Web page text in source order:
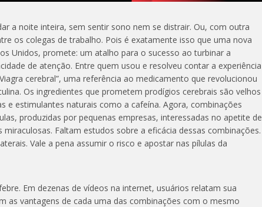
a noite inteira, sem sentir sono nem se distrair. Ou, com outra
os colegas de trabalho. Pois é exatamente isso que uma nova
Unidos, promete: um atalho para o sucesso ao turbinar a
de atenção. Entre quem usou e resolveu contar a experiência
cerebral”, uma referência ao medicamento que revolucionou
Os ingredientes que prometem prodígios cerebrais são velhos
e estimulantes naturais como a cafeína. Agora, combinações
produzidas por pequenas empresas, interessadas no apetite de
Faltam estudos sobre a eficácia dessas combinações.
Vale a pena assumir o risco e apostar nas pílulas da
Em dezenas de vídeos na internet, usuários relatam sua
as vantagens de cada uma das combinações com o mesmo